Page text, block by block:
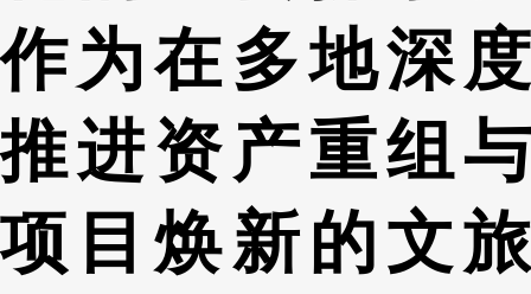
作为在多地深度
推进资产重组与
项目焕新的文旅